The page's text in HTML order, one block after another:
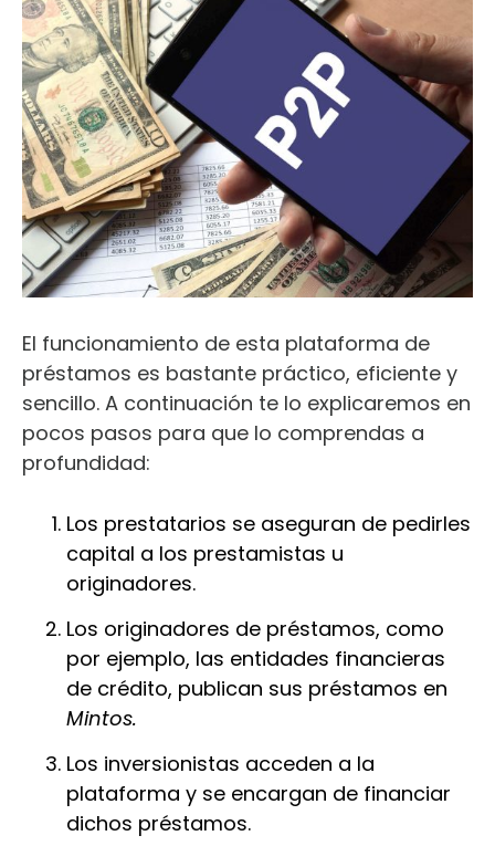
El funcionamiento de esta plataforma de
préstamos es bastante práctico, eficiente y
sencillo. A continuación te lo explicaremos en
pocos pasos para que lo comprendas a
profundidad:
Los prestatarios se aseguran de pedirles
capital a los prestamistas u
originadores.
Los originadores de préstamos, como
por ejemplo, las entidades financieras
de crédito, publican sus préstamos en
Mintos.
Los inversionistas acceden a la
plataforma y se encargan de financiar
dichos préstamos.